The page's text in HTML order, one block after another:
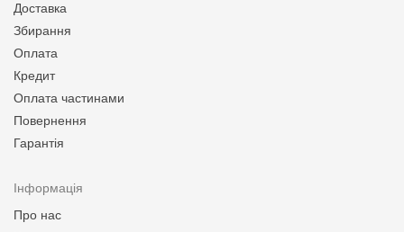
Доставка
Збирання
Оплата
Кредит
Оплата частинами
Повернення
Гарантія
Інформація
Про нас